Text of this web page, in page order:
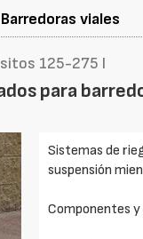
viales
125-275 l
para
Sistemas de
suspensión
Componentes